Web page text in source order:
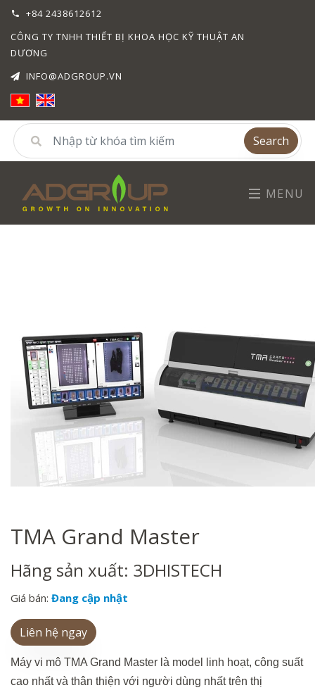
+84 2438612612
CÔNG TY TNHH THIẾT BỊ KHOA HỌC KỸ THUẬT AN
DƯƠNG
INFO@ADGROUP.VN
Search
MENU
TMA Grand Master
Hãng sản xuất: 3DHISTECH
Giá bán: Đang cập nhật
Liên hệ ngay
Máy vi mô TMA Grand Master là model linh hoạt, công suất
cao nhất và thân thiện với người dùng nhất trên thị